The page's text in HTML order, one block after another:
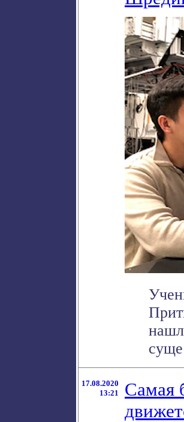
17.08.2020
13:21
Самая